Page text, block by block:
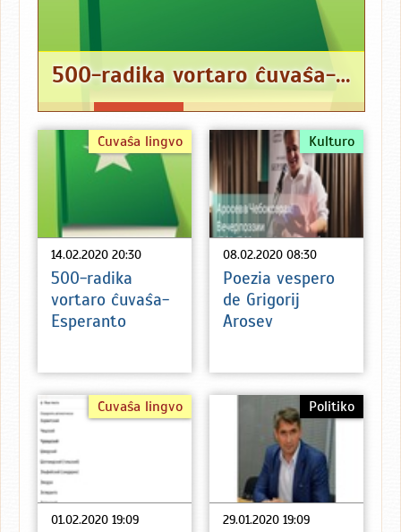
500-radika vortaro ĉuvaŝa-Esperanto
14.02.2020 20:30
Ĉuvaŝa lingvo
500-radika
vortaro ĉuvaŝa-
Esperanto
08.02.2020 08:30
Kulturo
Poezia vespero
de Grigorij
Arosev
01.02.2020 19:09
Ĉuvaŝa lingvo
29.01.2020 19:09
Politiko